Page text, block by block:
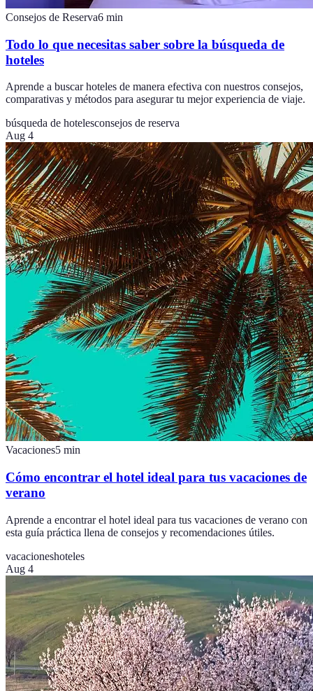
Consejos de Reserva6 min
Todo lo que necesitas saber sobre la búsqueda de
hoteles
Aprende a buscar hoteles de manera efectiva con nuestros consejos,
comparativas y métodos para asegurar tu mejor experiencia de viaje.
búsqueda de hotelesconsejos de reserva
Aug 4
Vacaciones5 min
Cómo encontrar el hotel ideal para tus vacaciones de
verano
Aprende a encontrar el hotel ideal para tus vacaciones de verano con
esta guía práctica llena de consejos y recomendaciones útiles.
vacacioneshoteles
Aug 4